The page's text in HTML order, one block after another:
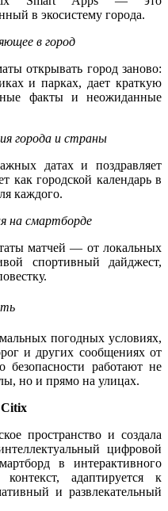
в экосистему города.
в город
открывать город заново:
и парках, дает краткую
факты и неожиданные
города и страны
датах и поздравляет
как городской календарь в
каждого.
на смартборде
матчей — от локальных
спортивный дайджест,
погодных условиях,
и других сообщениях от
работают не
но и прямо на улицах.
Citix
пространство и создала
цифровой
в интерактивного
адаптируется к
и развлекательный